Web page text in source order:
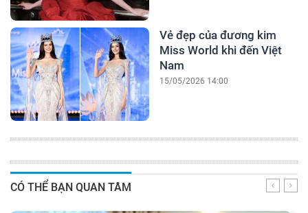
Vẻ đẹp của đương kim
Miss World khi đến Việt
Nam
15/05/2026 14:00
CÓ THỂ BẠN QUAN TÂM